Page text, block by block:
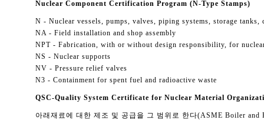
Nuclear Component Certification Program (N-Type Stamps)
N - Nuclear vessels, pumps, valves, piping systems, storage tanks,
NA - Field installation and shop assembly
NPT - Fabrication, with or without design responsibility, for
NS - Nuclear supports
NV - Pressure relief valves
N3 - Containment for spent fuel and radioactive waste
QSC-Quality System Certificate for Nuclear Material
아래재료에 대한 제조 및 공급을 그 범위로 한다(ASME Boiler